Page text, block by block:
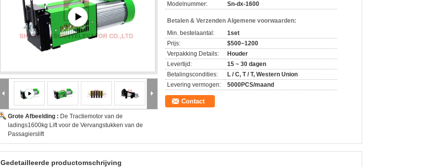
Grote Afbeelding : De Tractiemotor van de
ladings1600kg Lift voor de Vervangstukken van de
Passagierslift
Modelnummer:
Sn-dx-1600
Betalen & Verzenden Algemene voorwaarden:
Min. bestelaantal:
1set
Prijs:
$500~1200
Verpakking Details:
Houder
Levertijd:
15 ~ 30 dagen
Betalingscondities:
L / C, T / T, Western Union
Levering vermogen:
5000PCS/maand
Contact
Gedetailleerde productomschrijving